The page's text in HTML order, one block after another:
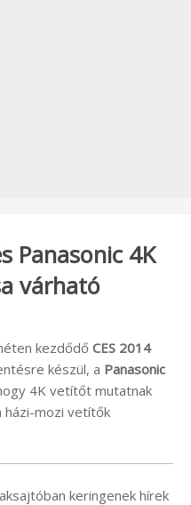
Panasonic 4K
várható
kezdődőCES 2014
készül, a Panasonic
4K vetítőt mutatnak
házi-mozi vetítők
keringenek hírek